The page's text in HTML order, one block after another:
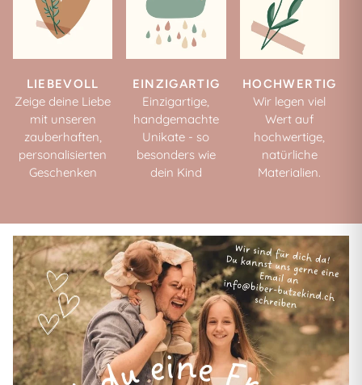
LIEBEVOLL
Zeige deine Liebe
mit unseren
zauberhaften,
personalisierten
Geschenken
EINZIGARTIG
Einzigartige,
handgemachte
Unikate - so
besonders wie
dein Kind
HOCHWERTIG
Wir legen viel
Wert auf
hochwertige,
natürliche
Materialien.